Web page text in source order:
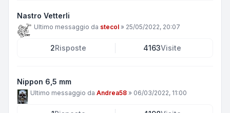
Nastro Vetterli
Ultimo messaggio da stecol » 25/05/2022, 20:07
2Risposte 4163Visite
Nippon 6,5 mm
Ultimo messaggio da Andrea58 » 06/03/2022, 11:00